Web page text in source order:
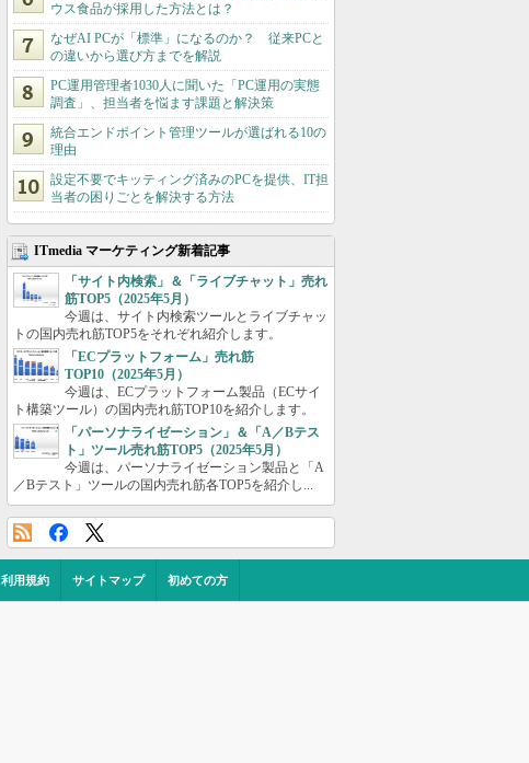
ウス食品が採用した方法とは？
なぜAI PCが「標準」になるのか？ 従来PCと
の違いから選び方までを解説
PC運用管理者1030人に聞いた「PC運用の実態
調査」、担当者を悩ます課題と解決策
統合エンドポイント管理ツールが選ばれる10の
理由
設定不要でキッティング済みのPCを提供、IT担
当者の困りごとを解決する方法
ITmedia マーケティング新着記事
「サイト内検索」＆「ライブチャット」売れ
筋TOP5（2025年5月）
今週は、サイト内検索ツールとライブチャッ
トの国内売れ筋TOP5をそれぞれ紹介します。
「ECプラットフォーム」売れ筋
TOP10（2025年5月）
今週は、ECプラットフォーム製品（ECサイ
ト構築ツール）の国内売れ筋TOP10を紹介します。
「パーソナライゼーション」＆「A／Bテス
ト」ツール売れ筋TOP5（2025年5月）
今週は、パーソナライゼーション製品と「A
／Bテスト」ツールの国内売れ筋各TOP5を紹介し...
利用規約 サイトマップ 初めての方